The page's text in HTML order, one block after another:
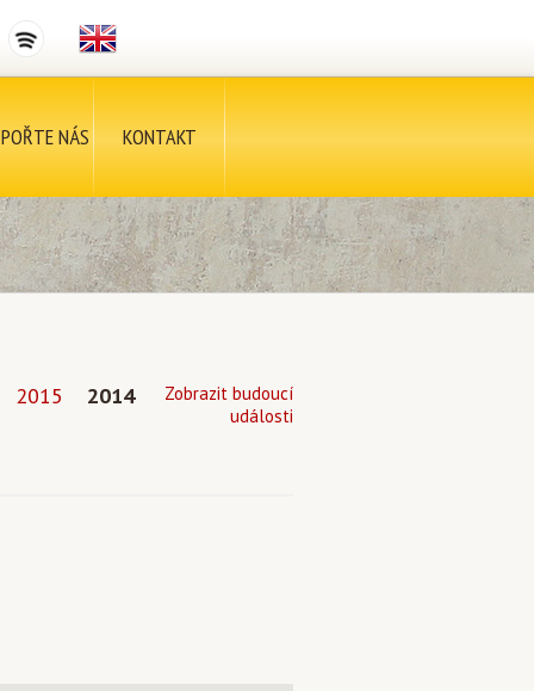
NÁS KONTAKT
2015 2014
Zobrazit budoucí
události